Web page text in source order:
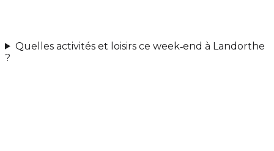
Quelles activités et loisirs ce week‑end à Landorthe
?